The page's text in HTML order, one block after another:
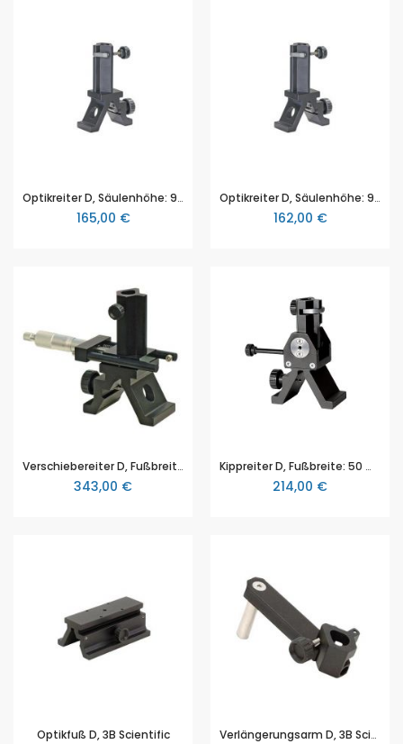
Optikreiter D, Säulenhöhe: 90 mm, Fußbreite: 50 mm, 3B Scientific
165,00 €
Optikreiter D, Säulenhöhe: 90 mm, Fußbreite: 50 mm, 3B Scientific
162,00 €
Verschiebereiter D, Fußbreite: 50 mm, 3B Scientific
343,00 €
Kippreiter D, Fußbreite: 50 mm, 3B Scientific
214,00 €
Optikfuß D, 3B Scientific Verlängerungsarm D, 3B Scientific